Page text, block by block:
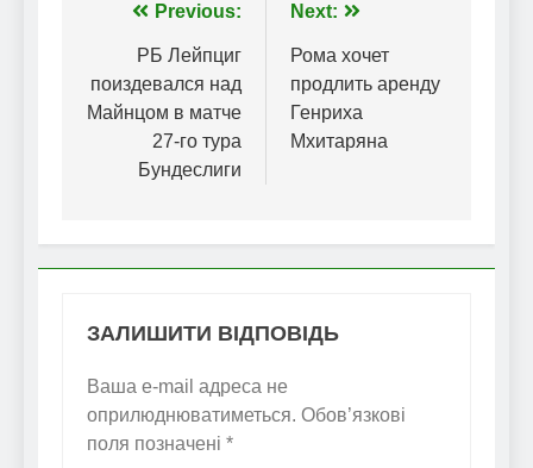
Навігація
записів
Previous:
РБ Лейпциг
поиздевался над
Майнцом в матче
27-го тура
Бундеслиги
Next:
Рома хочет
продлить аренду
Генриха
Мхитаряна
ЗАЛИШИТИ ВІДПОВІДЬ
Ваша e-mail адреса не
оприлюднюватиметься. Обов’язкові
поля позначені *